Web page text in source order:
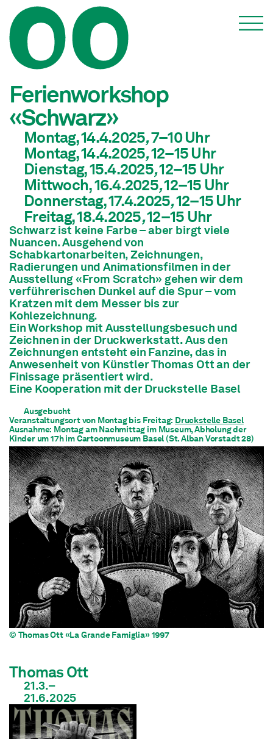
Veranstaltungen
Ferienworkshop
«Schwarz»
Montag, 14.4.2025,7–10Uhr
Montag, 14.4.2025,12–15 Uhr
Dienstag, 15.4.2025,12–15 Uhr
Mittwoch, 16.4.2025,12–15 Uhr
Donnerstag, 17.4.2025,12–15 Uhr
Freitag, 18.4.2025,12–15 Uhr
Schwarz ist keine Farbe – aber birgt viele
Nuancen. Ausgehend von
Schabkartonarbeiten, Zeichnungen,
Radierungen und Animationsfilmen in der
Ausstellung «From Scratch» gehen wir dem
verführerischen Dunkel auf die Spur – vom
Kratzen mit dem Messer bis zur
Kohlezeichnung.
Ein Workshop mit Ausstellungsbesuch und
Zeichnen in der Druckwerkstatt. Aus den
Zeichnungen entsteht ein Fanzine, das in
Anwesenheit von Künstler Thomas Ott an der
Finissage präsentiert wird.
Eine Kooperation mit der Druckstelle Basel
Ausgebucht
Veranstaltungsort von Montag bis Freitag: Druckstelle Basel
Ausnahme: Montag am Nachmittag im Museum, Abholung der
Kinder um 17h im Cartoonmuseum Basel (St. Alban Vorstadt 28)
© Thomas Ott «La Grande Famiglia» 1997
Thomas Ott
21.3.–
21.6.2025